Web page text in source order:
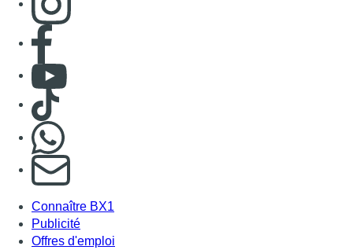
Consulter page Facebook
Consulter Youtube
Consulter TikTok
S'abonner à notre newsletter
Connaître BX1
Publicité
Offres d'emploi